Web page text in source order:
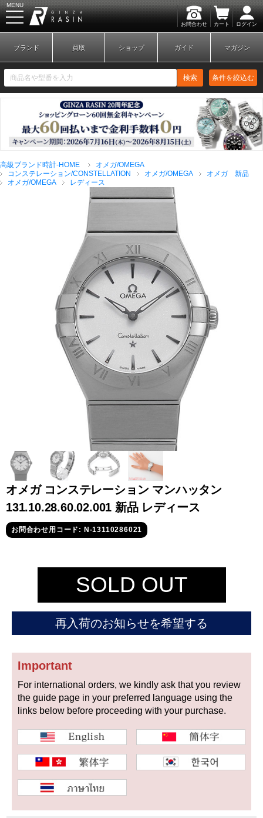
お問合わせ カート ログイン
MENU
新規会員登録 ログイン
ブランドから探す
全てのブランドを見
ロレックス
パテック
フィリップ
ウブロ
セイコー
オメガ
ヴァシュロン
コンスタンタン
チューダー パネライ
商品の状態から探す
中古品 アンティーク品
WEB限定品
ブランド 買取 ショップ ガイド マガジン
検索 条件を絞込む
高級ブランド時計-HOME
オメガ/OMEGA
コンステレーション/CONSTELLATION
オメガ/OMEGA
オメガ 新品
オメガ/OMEGA
レディース
オメガ コンステレーション マンハッタン
131.10.28.60.02.001 新品 レディース
お問合わせ用コード: N-13110286021
SOLD OUT
再入荷のお知らせを希望する
Important
For international orders, we kindly ask that you review
the guide page in your preferred language using the
links below before proceeding with your purchase.